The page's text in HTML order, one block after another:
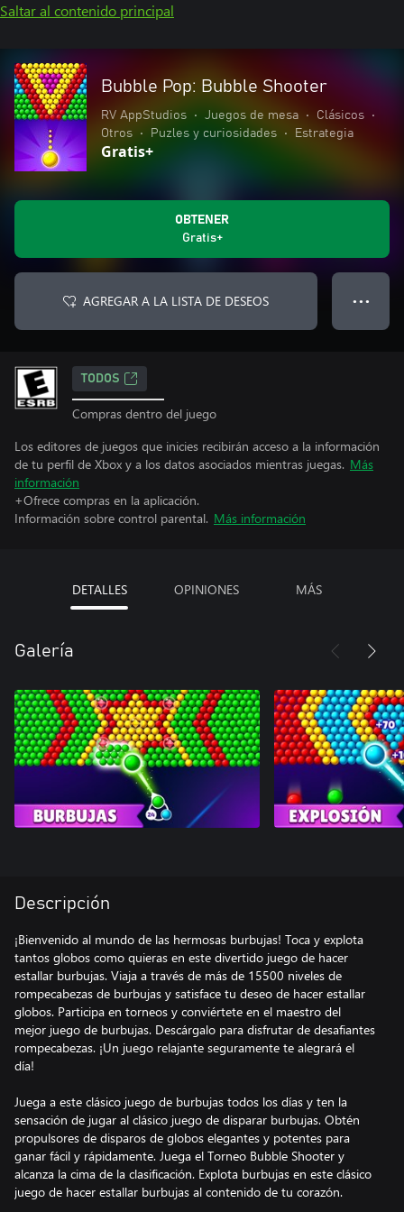
Saltar al contenido principal
Bubble Pop: Bubble Shooter
RV AppStudios • Juegos de mesa • Clásicos
•
Otros
• Puzles y curiosidades • Estrategia
Gratis+
OBTENER
Gratis+
AGREGAR A LA LISTA DE DESEOS ● ● ●
TODOS
Compras dentro del juego
Los editores de juegos que inicies recibirán acceso a la información
de tu perfil de Xbox y a los datos asociados mientras juegas. Más
información
+Ofrece compras en la aplicación.
Información sobre control parental. Más información
DETALLES OPINIONES MÁS
Galería
Descripción
¡Bienvenido al mundo de las hermosas burbujas! Toca y explota
tantos globos como quieras en este divertido juego de hacer
estallar burbujas. Viaja a través de más de 15500 niveles de
rompecabezas de burbujas y satisface tu deseo de hacer estallar
globos. Participa en torneos y conviértete en el maestro del
mejor juego de burbujas. Descárgalo para disfrutar de desafiantes
rompecabezas. ¡Un juego relajante seguramente te alegrará el
día!
Juega a este clásico juego de burbujas todos los días y ten la
sensación de jugar al clásico juego de disparar burbujas. Obtén
propulsores de disparos de globos elegantes y potentes para
ganar fácil y rápidamente. Juega el Torneo Bubble Shooter y
alcanza la cima de la clasificación. Explota burbujas en este clásico
juego de hacer estallar burbujas al contenido de tu corazón.